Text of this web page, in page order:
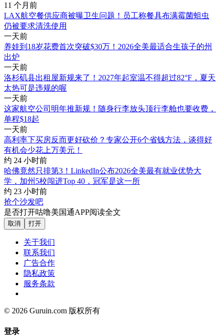
11 个月前
LAX航空餐供应商被曝卫生问题！员工称餐具布满霉菌蛆虫
仍被要求清洗使用
一天前
养娃到18岁花费首次突破$30万！2026全美最适合生孩子的州
出炉
一天前
洛杉矶县出租屋新规来了！2027年起室温不得超过82°F，夏天
太热可是违规的喔
一天前
这家航空公司明年推新规！随身行李放头顶行李舱也要收费，
单程$18起
一天前
高利率下买房反而更好砍价？专家公开6个省钱方法，谈得好
有机会少花上万美元！
约 24 小时前
哈佛竟然只排第3！LinkedIn公布2026全美最有就业优势大
学，加州5校闯进Top 40，冠军是这一所
约 23 小时前
抢个沙发吧
是否打开咕噜美国通APP阅读全文
取消 打开
关于我们
联系我们
广告合作
隐私政策
服务条款
© 2026 Guruin.com 版权所有
登录